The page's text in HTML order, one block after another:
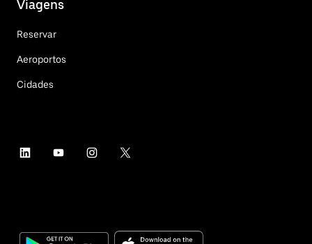
Viagens
Reservar
Aeroportos
Cidades